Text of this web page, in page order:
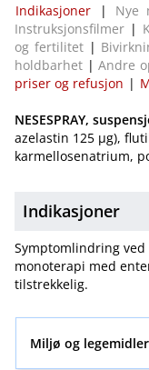
Indikasjoner | Nye
Instruksjonsfilmer |
og fertilitet|
holdbarhet |Andre
priser og refusjon |
NESESPRAY,
azelastin 125 μg),
karmellosenatrium,
Indikasjoner
Symptomlindring
monoterapi med
tilstrekkelig.
Miljø og legemidler